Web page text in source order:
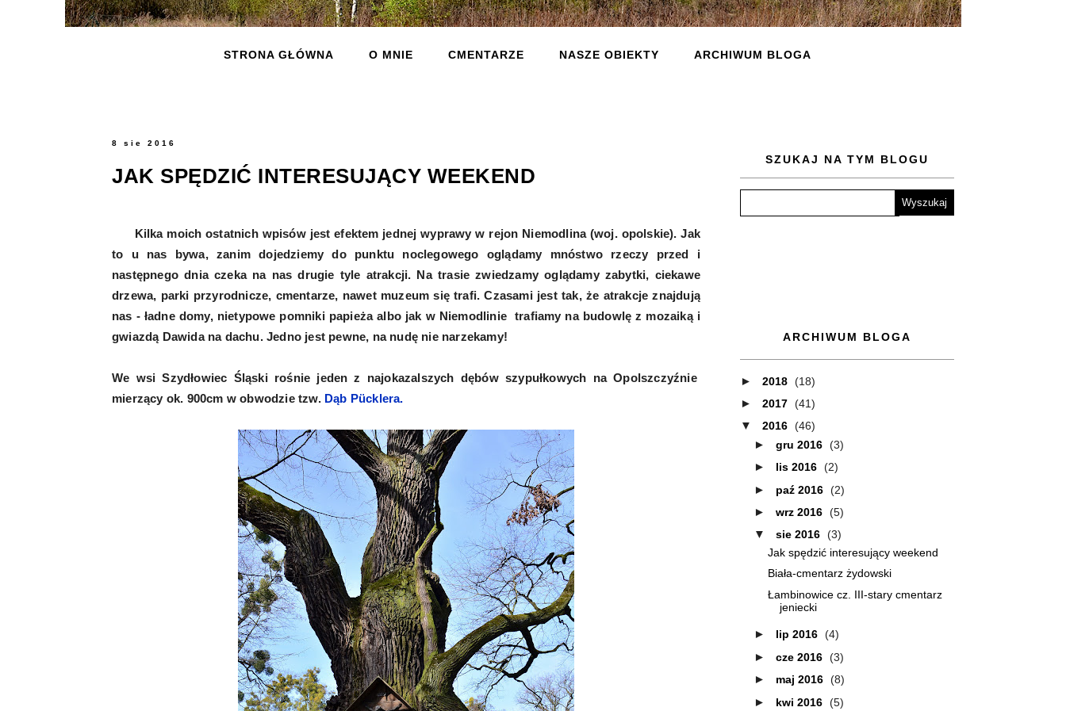
STRONA GŁÓWNA O MNIE CMENTARZE NASZE OBIEKTY ARCHIWUM BLOGA
8 sie 2016
JAK SPĘDZIĆ INTERESUJĄCY WEEKEND
Kilka moich ostatnich wpisów jest efektem jednej wyprawy w rejon Niemodlina (woj. opolskie). Jak
to u nas bywa, zanim dojedziemy do punktu noclegowego oglądamy mnóstwo rzeczy przed i
następnego dnia czeka na nas drugie tyle atrakcji. Na trasie zwiedzamy oglądamy zabytki, ciekawe
drzewa, parki przyrodnicze, cmentarze, nawet muzeum się trafi. Czasami jest tak, że atrakcje znajdują
nas - ładne domy, nietypowe pomniki papieża albo jak w Niemodlinie trafiamy na budowlę z mozaiką i
gwiazdą Dawida na dachu. Jedno jest pewne, na nudę nie narzekamy!
We wsi Szydłowiec Śląski rośnie jeden z najokazalszych dębów szypułkowych na Opolszczyźnie
mierzący ok. 900cm w obwodzie tzw. Dąb Pücklera.
SZUKAJ NA TYM BLOGU
ARCHIWUM BLOGA
► 2018 (18)
► 2017 (41)
▼ 2016 (46)
► gru 2016 (3)
► lis 2016 (2)
► paź 2016 (2)
► wrz 2016 (5)
▼ sie 2016 (3)
Jak spędzić interesujący weekend
Biała-cmentarz żydowski
Łambinowice cz. III-stary cmentarz
jeniecki
► lip 2016 (4)
► cze 2016 (3)
► maj 2016 (8)
► kwi 2016 (5)